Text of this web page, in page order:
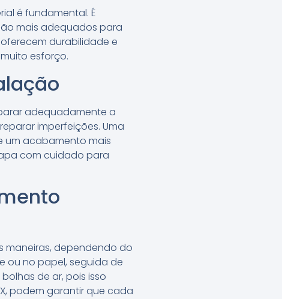
é fundamental. É
mais adequados para
durabilidade e
esforço.
adequadamente a
imperfeições. Uma
um acabamento mais
com cuidado para
maneiras, dependendo do
ou no papel, seguida de
de ar, pois isso
podem garantir que cada